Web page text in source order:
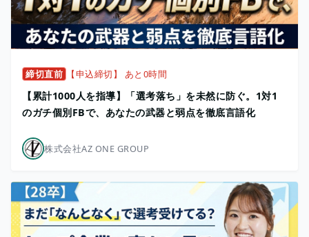
締切直前 【申込締切】 あと0時間
【累計1000人を指導】「選考落ち」を未然に防ぐ。1対1
のガチ個別FBで、あなたの武器と弱点を徹底言語化
株式会社AZ ONE GROUP